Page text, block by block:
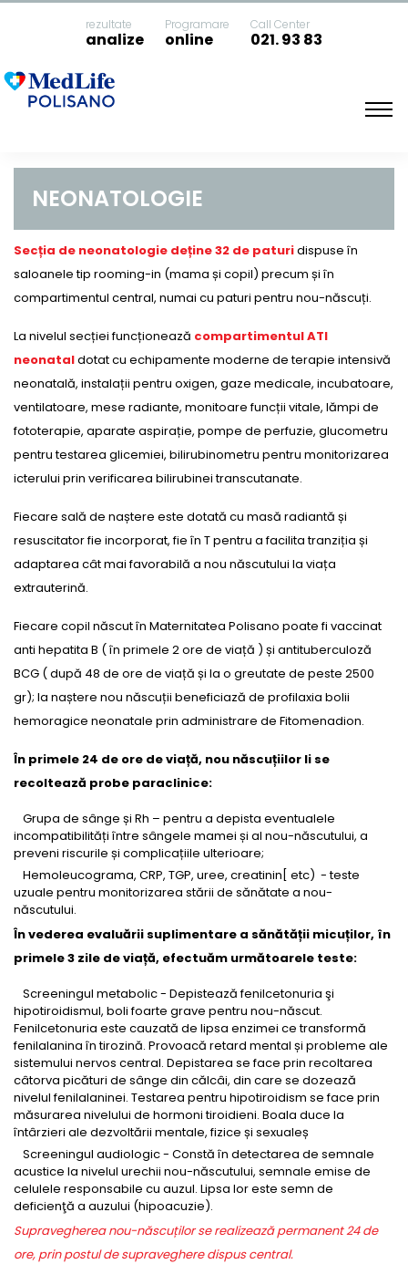
rezultate
analize
Programare
online
Call Center
021. 93 83
NEONATOLOGIE
Secția de neonatologie deține 32 de paturidispuse în
saloanele tip rooming-in (mama și copil) precum și în
compartimentul central, numai cu paturi pentru nou-născuți.
La nivelul secției funcționează compartimentul ATI
neonataldotat cu echipamente moderne de terapie intensivă
neonatală, instalații pentru oxigen, gaze medicale, incubatoare,
ventilatoare, mese radiante, monitoare funcții vitale, lămpi de
fototerapie, aparate aspirație, pompe de perfuzie, glucometru
pentru testarea glicemiei, bilirubinometru pentru monitorizarea
icterului prin verificarea bilirubinei transcutanate.
Fiecare sală de naștere este dotată cu masă radiantă și
resuscitator fie incorporat, fie în T pentru a facilita tranziția și
adaptarea cât mai favorabilă a nou născutului la viața
extrauterină.
Fiecare copil născut în Maternitatea Polisano poate fi vaccinat
anti hepatita B ( în primele 2 ore de viață ) și antituberculoză
BCG ( după 48 de ore de viață și la o greutate de peste 2500
gr); la naștere nou născuții beneficiază de profilaxia bolii
hemoragice neonatale prin administrare de Fitomenadion.
În primele 24 de ore de viață, nou născuțiilor li se
recoltează probe paraclinice:
Grupa de sânge și Rh – pentru a depista eventualele
incompatibilități între sângele mamei și al nou-născutului, a
preveni riscurile și complicațiile ulterioare;
Hemoleucograma, CRP, TGP, uree, creatinin[ etc) - teste
uzuale pentru monitorizarea stării de sănătate a nou-
născutului.
În vederea evaluării suplimentare a sănătății micuților, în
primele 3 zile de viață, efectuăm următoarele teste:
Screeningul metabolic - Depistează fenilcetonuria şi
hipotiroidismul, boli foarte grave pentru nou-născut.
Fenilcetonuria este cauzată de lipsa enzimei ce transformă
fenilalanina în tirozină. Provoacă retard mental și probleme ale
sistemului nervos central. Depistarea se face prin recoltarea
câtorva picături de sânge din călcâi, din care se dozează
nivelul fenilalaninei. Testarea pentru hipotiroidism se face prin
măsurarea nivelului de hormoni tiroidieni. Boala duce la
întârzieri ale dezvoltării mentale, fizice și sexualeș
Screeningul audiologic - Constă în detectarea de semnale
acustice la nivelul urechii nou-născutului, semnale emise de
celulele responsabile cu auzul. Lipsa lor este semn de
deficienţă a auzului (hipoacuzie).
Supravegherea nou-născuților se realizează permanent 24 de
ore, prin postul de supraveghere dispus central.